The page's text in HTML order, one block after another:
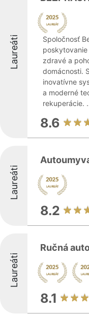
Laureáti
Spoločnosť
zdravé a
domácnosti.
inovatívne
a moderné
rekuperácie.
8.6
Laureáti
8.2
Laureáti
Ručná
8.1